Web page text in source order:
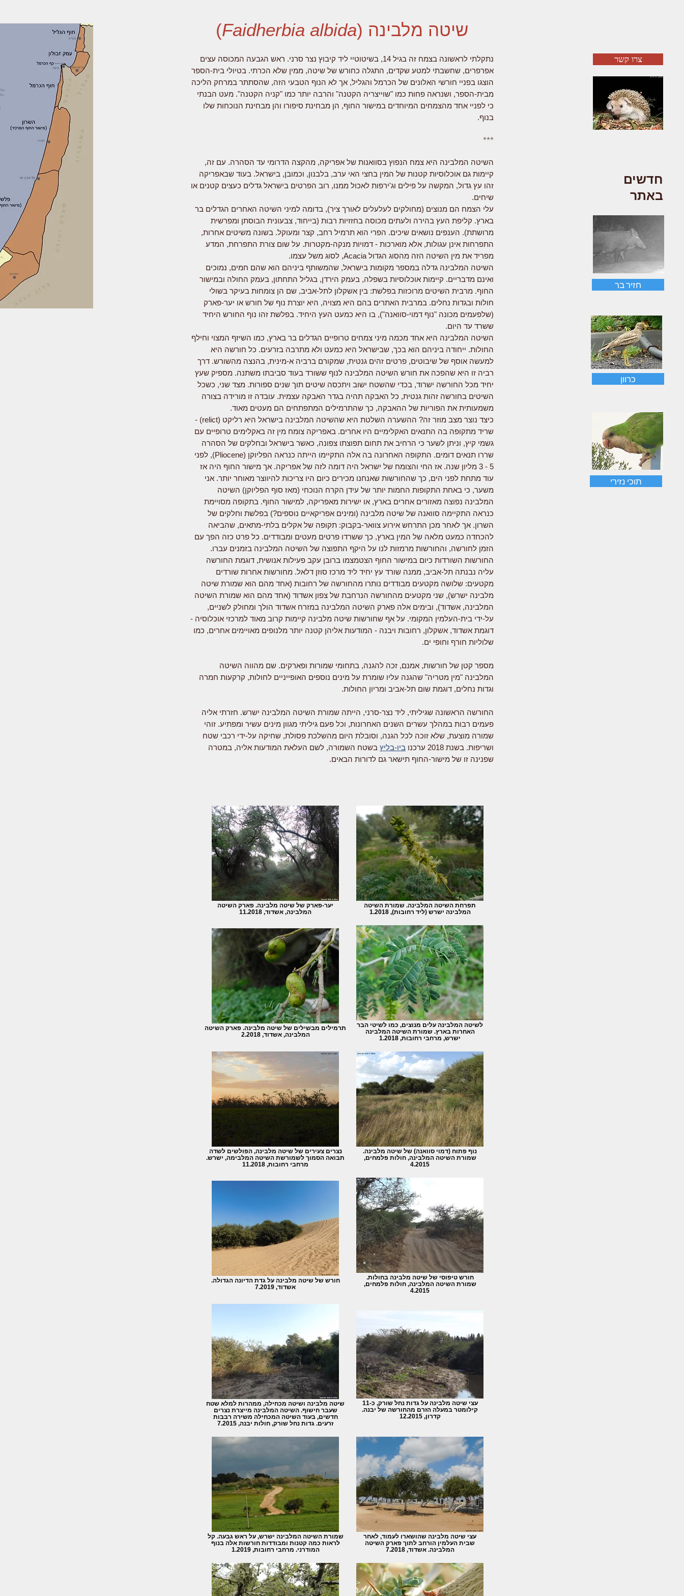
שיטה מלבינה (Faidherbia albida
)
נתקלתי לראשונה בצמח זה בגיל 14, בשיטוטיי ליד קיבוץ נצר סרני. ראש הגבעה המכוסה עצים
אפרפרים, שחשבתי למטע שקדים, התגלה כחורש של שיטה, ממין שלא הכרתי. בטיולי בית-הספר
הוצגו בפניי חורשי האלונים של הכרמל והגליל, אך לא הנוף הטבעי הזה, שהסתתר במרחק הליכה
מבית-הספר, ושנראה פחות כמו "שוייצריה הקטנה" והרבה יותר כמו "קניה הקטנה". מעט הבנתי
כי לפניי אחד מהצמחים המיוחדים במישור החוף, הן מבחינת סיפורו והן מבחינת הנוכחות שלו
בנוף.
***
השיטה המלבינה היא צמח הנפוץ בסוואנות של אפריקה, מהקצה הדרומי עד הסהרה. עם זה,
קיימות גם אוכלוסיות קטנות של המין בחצי האי ערב, בלבנון, וכמובן, בישראל. בעוד שבאפריקה
זהו עץ גדול, המקשה על פילים וג'ירפות לאכול ממנו, רוב הפרטים בישראל גדלים כעצים קטנים או
שיחים.
עלי הצמח הם מנוצים (מחולקים לעלעלים לאורך ציר), בדומה למיני השיטה האחרים הגדלים בר
בארץ. קליפת העץ בהירה ולעתים מכוסה בחזזיות רבות (בייחוד, צבעונית הבוסתן ומפרשית
מרושתת). הענפים נושאים שיכים. הפרי הוא תרמיל רחב, קצר ומעוקל. בשונה משיטים אחרות,
התפרחות אינן עגולות, אלא מוארכות - דמויות מנקה-מקטרות. על שום צורת התפרחת, המדע
מפריד את מין השיטה הזה מהסוג הגדול Acacia, לסוג משל עצמו.
השיטה המלבינה גדלה במספר מקומות בישראל, שהמשותף ביניהם הוא שהם חמים, נמוכים
ואינם מדבריים. קיימות אוכלוסיות בשפלה, בעמק הירדן, בגליל התחתון, בעמק החולה ובמישור
החוף. מרבית השיטים מרוכזות בפלשת: בין אשקלון לתל-אביב, שם הן צומחות בעיקר בשולי
חולות ובגדות נחלים. במרבית האתרים בהם היא מצויה, היא יוצרת נוף של חורש או יער-פארק
(שלפעמים מכונה "נוף דמוי-סוואנה"), בו היא כמעט העץ היחיד. בפלשת זהו נוף החורש היחיד
ששרד עד היום.
השיטה המלבינה היא אחד מכמה מיני צמחים טרופיים הגדלים בר בארץ, כמו השיזף המצוי וחילף
החולות. ייחודה ביניהם הוא בכך, שבישראל היא כמעט ולא מתרבה בזרעים. כל חורשה היא
למעשה אוסף של שיבוטים, פרטים זהים גנטית, שמקורם ברביה א-מינית, בהנצה מהשורש. דרך
רביה זו היא שהפכה את חורש השיטה המלבינה לנוף ששורד בעוד סביבתו משתנה. מספיק שעץ
יחיד מכל החורשה ישרוד, בכדי שהשטח ישוב ויתכסה שיטים תוך שנים ספורות. מצד שני, כשכל
השיטים בחורשה זהות גנטית, כל האבקה תהיה בגדר האבקה עצמית. עובדה זו מורידה בצורה
משמעותית את הפוריות של ההאבקה, כך שהתרמילים המתפתחים הם מעטים מאוד.
כיצד נוצר מצב מוזר זה? ההשערה השלטת היא שהשיטה המלבינה בישראל היא רליקט (relict) -
שריד מתקופה בה התנאים האקלימיים היו אחרים. באפריקה צומח מין זה באקלימים טרופיים עם
גשמי קיץ, וניתן לשער כי הרחיב את תחום תפוצתו צפונה, כאשר בישראל ובחלקים של הסהרה
שררו תנאים דומים. התקופה האחרונה בה אלה התקיימו הייתה כנראה הפליוקן (Pliocene), לפני
5 - 3 מליון שנה. אז החי והצומח של ישראל היה דומה לזה של אפריקה. אך מישור החוף היה אז
עוד מתחת לפני הים, כך שהחורשות שאנחנו מכירים כיום היו צריכות להיווצר מאוחר יותר. אני
משער, כי באחת התקופות החמות יותר של עידן הקרח הנוכחי (מאז סוף הפליוקן) השיטה
המלבינה נפוצה מאזורים אחרים בארץ, או ישירות מאפריקה, למישור החוף. בתקופה מסויימת
כנראה התקיימה סוואנה של שיטה מלבינה (ומינים אפריקאיים נוספים?) בפלשת וחלקים של
השרון. אך לאחר מכן התרחש אירוע צוואר-בקבוק: תקופה של אקלים בלתי-מתאים, שהביאה
להכחדה כמעט מלאה של המין בארץ, כך ששרדו פרטים מעטים ומבודדים. כל פרט כזה הפך עם
הזמן לחורשה, והחורשות מרמזות לנו על היקף התפוצה של השיטה המלבינה בזמנים עברו.
החורשות השורדות כיום במישור החוף הצטמצמו ברובן עקב פעילות אנושית, דוגמת החורשה
עליה נבנתה תל-אביב, ממנה שורד עץ יחיד ליד מרכז סוזן דלאל. מחורשות אחרות שורדים
מקטעים: שלושה מקטעים מבודדים נותרו מהחורשה של רחובות (אחד מהם הוא שמורת שיטה
מלבינה ישרש), שני מקטעים מהחורשה הנרחבת של צפון אשדוד (אחד מהם הוא שמורת השיטה
המלבינה, אשדוד), ובימים אלה פארק השיטה המלבינה במזרח אשדוד הולך ומחולק לשניים,
על-ידי בית-העלמין המקומי. על אף שחורשות שיטה מלבינה קיימות קרוב מאוד למרכזי אוכלוסיה -
דוגמת אשדוד, אשקלון, רחובות ויבנה - המודעות אליהן קטנה יותר מלנופים מאויימים אחרים, כמו
שלוליות חורף וחופי ים.
מספר קטן של חורשות, אמנם, זכה להגנה, בתחומי שמורות ופארקים. שם מהווה השיטה
המלבינה "מין מטריה" שהגנה עליו שומרת על מינים נוספים האופייניים לחולות, קרקעות חמרה
וגדות נחלים, דוגמת שום תל-אביב ומריון החולות.
החורשה הראשונה שגיליתי, ליד נצר-סרני, הייתה שמורת השיטה המלבינה ישרש. חזרתי אליה
פעמים רבות במהלך עשרים השנים האחרונות, וכל פעם גיליתי מגוון מינים עשיר ומפתיע. זוהי
שמורה מוצעת, שלא זוכה לכל הגנה, וסובלת היום מהשלכת פסולת, שחיקה על-ידי רכבי שטח
ושריפות. בשנת 2018 ערכנו
ביו-בליץ בשטח השמורה, לשם העלאת המודעות אליה, במטרה
שפנינה זו של מישור-החוף תישאר גם לדורות הבאים.
יער-פארק של שיטה מלבינה. פארק השיטה
המלבינה, אשדוד, 11.2018
תפרחת השיטה המלבינה. שמורת השיטה
המלבינה ישרש (ליד רחובות), 1.2018
תרמילים מבשילים של שיטה מלבינה. פארק השיטה
המלבינה, אשדוד, 2.2018
לשיטה המלבינה עלים מנוצים, כמו לשיטי הבר
האחרות בארץ. שמורת השיטה המלבינה
ישרש, מרחבי רחובות, 1.2018
נצרים צעירים של שיטה מלבינה, הפולשים לשדה
תבואה הסמוך לשמורשת השיטה המלבימה, ישרש.
מרחבי רחובות, 11.2018
נוף פתוח (דמוי סוואנה) של שיטה מלבינה.
שמורת השיטה המלבינה, חולות פלמחים,
4.2015
חורש של שיטה מלבינה על גדת הדיונה הגדולה.
אשדוד, 7.2019
חורש טיפוסי של שיטה מלבינה בחולות.
שמורת השיטה המלבינה, חולות פלמחים,
4.2015
שיטה מלבינה ושיטה מכחילה, ממהרות למלא שטח
שעבר חישוף. השיטה המלבינה מייצרת נצרים
חדשים, בעוד השיטה המכחילה משירה רבבות
זרעים. גדות נחל שורק, חולות יבנה, 7.2015
עצי שיטה מלבינה על גדות נחל שורק, כ-11
קילומטר במעלה הזרם מהחורשה של יבנה.
קדרון, 12.2015
שמורת השיטה המלבינה ישרש, על ראש גבעה. קל
לראות כמה קטנות ומבודדות חורשות אלה בנוף
המודרני. מרחבי רחובות, 1.2019
עצי שיטה מלבינה שהושארו לעמוד, לאחר
שבית העלמין הורחב לתוך פארק השיטה
המלבינה. אשדוד, 7.2018
צרו קשר
כרוון
חזיר בר
חדשים
באתר
תוכי נזירי